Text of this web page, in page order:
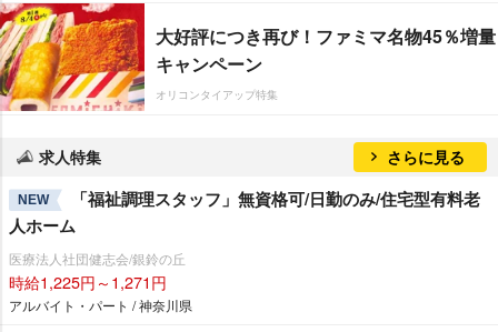
大好評につき再び！ファミマ名物45％増量
キャンペーン
オリコンタイアップ特集
求人特集 さらに見る
NEW
「福祉調理スタッフ」無資格可/日勤のみ/住宅型有料老
人ホーム
医療法人社団健志会/銀鈴の丘
時給1,225円～1,271円
アルバイト・パート / 神奈川県